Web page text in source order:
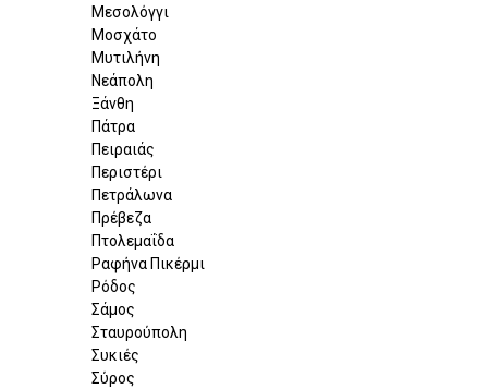
Μεσολόγγι
Μοσχάτο
Μυτιλήνη
Νεάπολη
Ξάνθη
Πάτρα
Πειραιάς
Περιστέρι
Πετράλωνα
Πρέβεζα
Πτολεμαΐδα
Ραφήνα Πικέρμι
Ρόδος
Σάμος
Σταυρούπολη
Συκιές
Σύρος